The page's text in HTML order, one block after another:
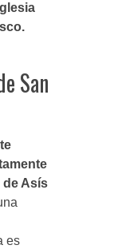
San
de Asís
es